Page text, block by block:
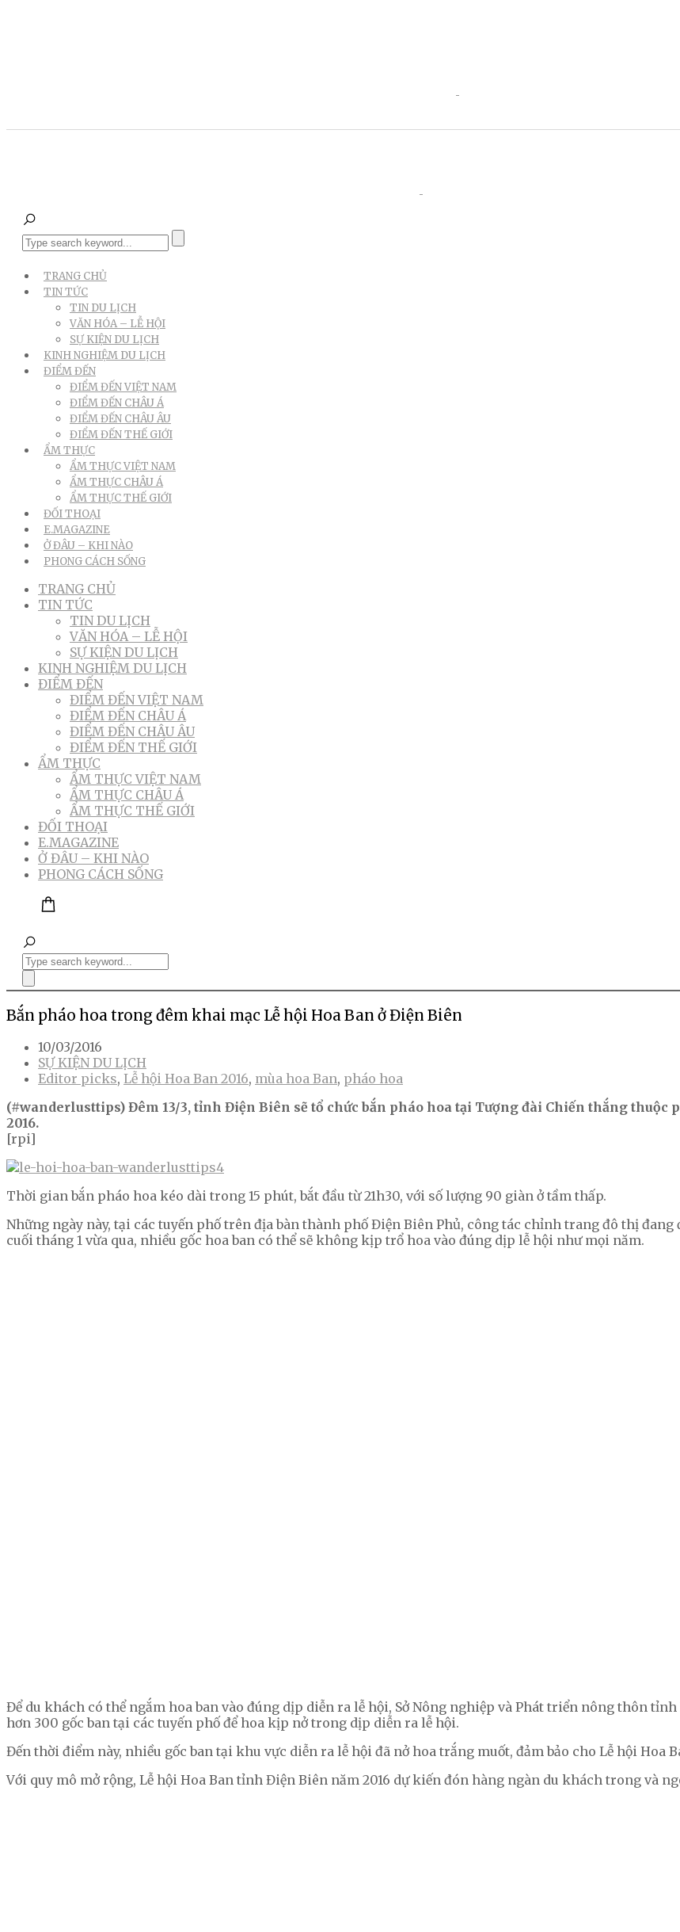
TRANG CHỦ
TIN TỨC
TIN DU LỊCH
VĂN HÓA – LỄ HỘI
SỰ KIỆN DU LỊCH
KINH NGHIỆM DU LỊCH
ĐIỂM ĐẾN
ĐIỂM ĐẾN VIỆT NAM
ĐIỂM ĐẾN CHÂU Á
ĐIỂM ĐẾN CHÂU ÂU
ĐIỂM ĐẾN THẾ GIỚI
ẨM THỰC
ẨM THỰC VIỆT NAM
ẨM THỰC CHÂU Á
ẨM THỰC THẾ GIỚI
ĐỐI THOẠI
E.MAGAZINE
Ở ĐÂU – KHI NÀO
PHONG CÁCH SỐNG
TRANG CHỦ
TIN TỨC
TIN DU LỊCH
VĂN HÓA – LỄ HỘI
SỰ KIỆN DU LỊCH
KINH NGHIỆM DU LỊCH
ĐIỂM ĐẾN
ĐIỂM ĐẾN VIỆT NAM
ĐIỂM ĐẾN CHÂU Á
ĐIỂM ĐẾN CHÂU ÂU
ĐIỂM ĐẾN THẾ GIỚI
ẨM THỰC
ẨM THỰC VIỆT NAM
ẨM THỰC CHÂU Á
ẨM THỰC THẾ GIỚI
ĐỐI THOẠI
E.MAGAZINE
Ở ĐÂU – KHI NÀO
PHONG CÁCH SỐNG
Bắn pháo hoa trong đêm khai mạc Lễ hội Hoa Ban ở Điện Biên
10/03/2016
SỰ KIỆN DU LỊCH
Editor picks, Lễ hội Hoa Ban 2016, mùa hoa Ban, pháo hoa
(#wanderlusttips) Đêm 13/3, tỉnh Điện Biên sẽ tổ chức bắn pháo hoa tại Tượng đài Chiến thắng thuộc
2016.
[rpi]
Thời gian bắn pháo hoa kéo dài trong 15 phút, bắt đầu từ 21h30, với số lượng 90 giàn ở tầm thấp.
Những ngày này, tại các tuyến phố trên địa bàn thành phố Điện Biên Phủ, công tác chỉnh trang đô thị
cuối tháng 1 vừa qua, nhiều gốc hoa ban có thể sẽ không kịp trổ hoa vào đúng dịp lễ hội như mọi năm.
Để du khách có thể ngắm hoa ban vào đúng dịp diễn ra lễ hội, Sở Nông nghiệp và Phát triển nông thôn
hơn 300 gốc ban tại các tuyến phố để hoa kịp nở trong dịp diễn ra lễ hội.
Đến thời điểm này, nhiều gốc ban tại khu vực diễn ra lễ hội đã nở hoa trắng muốt, đảm bảo cho Lễ hội Hoa
Với quy mô mở rộng, Lễ hội Hoa Ban tỉnh Điện Biên năm 2016 dự kiến đón hàng ngàn du khách trong và